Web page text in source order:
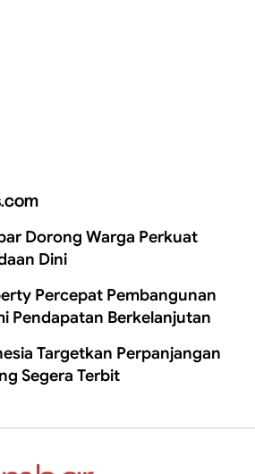
Dorong Warga Perkuat
Dini
Percepat Pembangunan
Pendapatan Berkelanjutan
Targetkan Perpanjangan
Segera Terbit